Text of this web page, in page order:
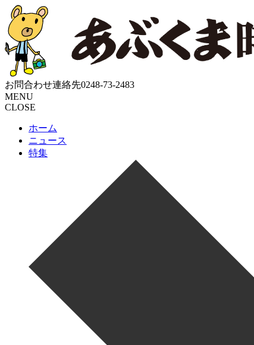
お問合わせ連絡先0248-73-2483
MENU
CLOSE
ホーム
ニュース
特集